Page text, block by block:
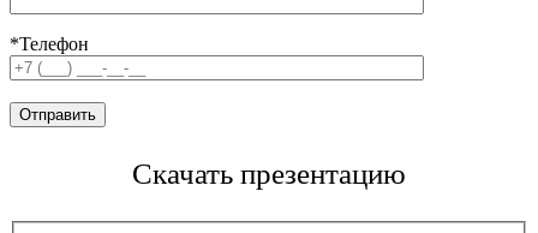
*Телефон
Скачать презентацию